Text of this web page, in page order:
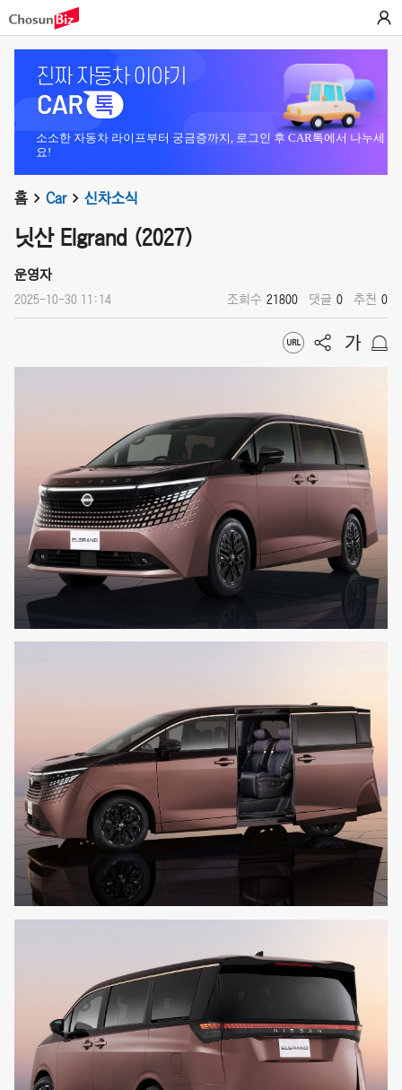
소소한 자동차 라이프부터 궁금증까지, 로그인 후 CAR톡에서 나누세
요!
홈 Car 신차소식
닛산 Elgrand (2027)
운영자
2025-10-30 11:14 조회수 21800 댓글 0 추천 0